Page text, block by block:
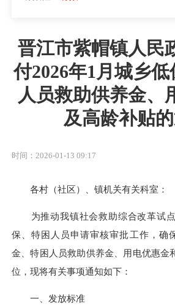
晋江市紫帽镇人民
付2026年1月城乡
人员救助供养金、
及高龄补贴
时间：2026-01-13 09:17
各村（社区）、镇机关有关科室：
为推动我镇社会救助综合改革试点
保、特困人员申请审核审批工作，确
金、特困人员救助供养金、用电优惠金
位，现将有关事项通知如下：
一、发放标准